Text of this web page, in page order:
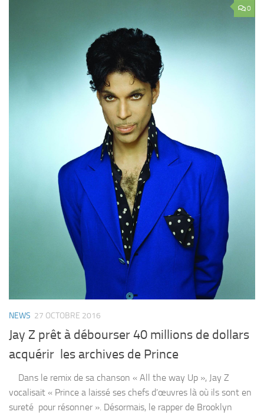
0
NEWS 27 OCTOBRE 2016
Jay Z prêt à débourser 40 millions de dollars
acquérir les archives de Prince
Dans le remix de sa chanson « All the way Up », Jay Z
vocalisait « Prince a laissé ses chefs d’œuvres là où ils sont en
sureté pour résonner ». Désormais, le rapper de Brooklyn